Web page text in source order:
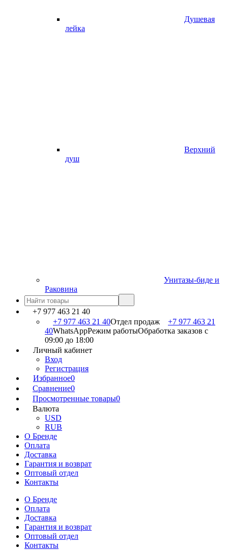
Душевая
лейка
Верхний
душ
Унитазы-биде и
Раковина
+7 977 463 21 40
+7 977 463 21 40Отдел продаж
+7 977 463 21
40WhatsAppРежим работыОбработка заказов с
09:00 до 18:00
Личный кабинет
Вход
Регистрация
Избранное0
Сравнение0
Просмотренные товары0
Валюта
USD
RUB
О Бренде
Оплата
Доставка
Гарантия и возврат
Оптовый отдел
Контакты
О Бренде
Оплата
Доставка
Гарантия и возврат
Оптовый отдел
Контакты